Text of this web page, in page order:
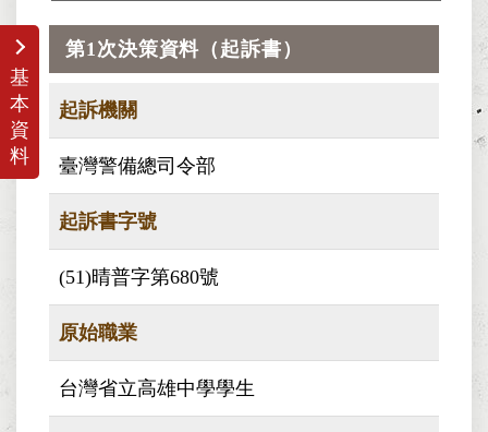
基
本
資
料
第1次決策資料（起訴書）
起訴機關
臺灣警備總司令部
起訴書字號
(51)晴普字第680號
原始職業
台灣省立高雄中學學生